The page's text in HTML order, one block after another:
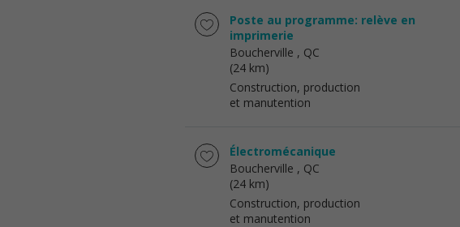
Poste au programme: relève en
imprimerie
Boucherville , QC
(24 km)
Construction, production
et manutention
Électromécanique
Boucherville , QC
(24 km)
Construction, production
et manutention